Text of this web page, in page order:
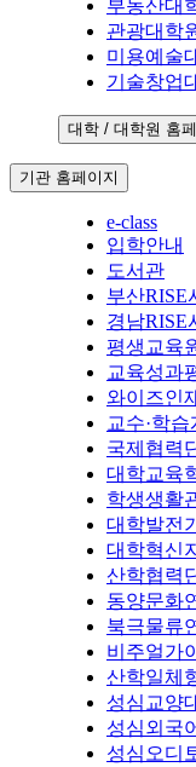
부동산대
관광대학
미용예술
기술창업
대학 / 대학원 홈
기관 홈페이지
e-class
입학안내
도서관
부산RISE
경남RISE
평생교육
교육성과
와이즈인
교수·학습
국제협력
대학교육
학생생활
대학발전
대학혁신
산학협력
동양문화
북극물류
비주얼가
산학일체
성심교양
성심외국
성심오디